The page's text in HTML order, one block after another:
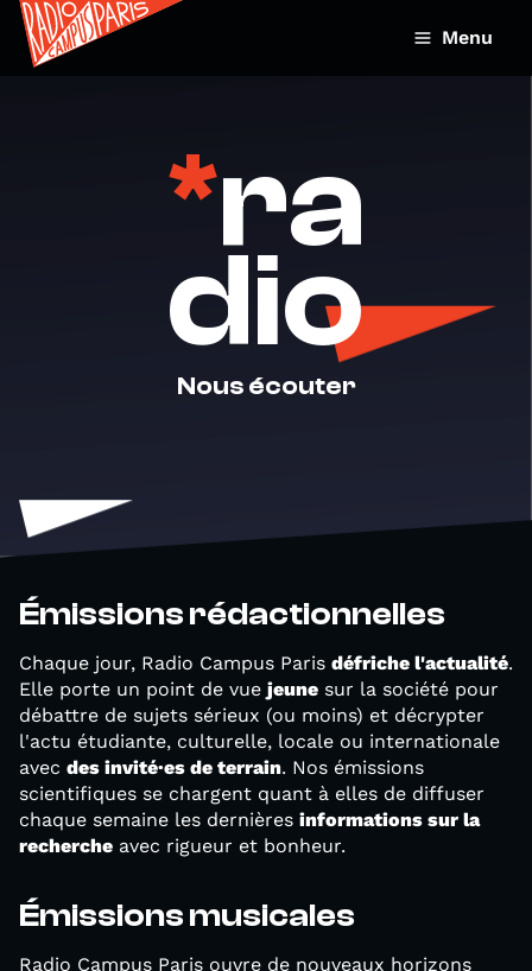
Menu
*ra
dio
Nous écouter
Émissions rédactionnelles
Chaque jour, Radio Campus Paris défriche l'actualité.
Elle porte un point de vue jeune sur la société pour
débattre de sujets sérieux (ou moins) et décrypter
l'actu étudiante, culturelle, locale ou internationale
avec des invité·es de terrain. Nos émissions
scientifiques se chargent quant à elles de diffuser
chaque semaine les dernières informations sur la
recherche avec rigueur et bonheur.
Émissions musicales
Radio Campus Paris ouvre de nouveaux horizons